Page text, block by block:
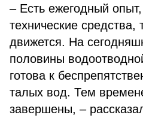
– Есть ежегодный
технические средства,
движется. На
половины
готова к
талых вод. Тем
завершены, –